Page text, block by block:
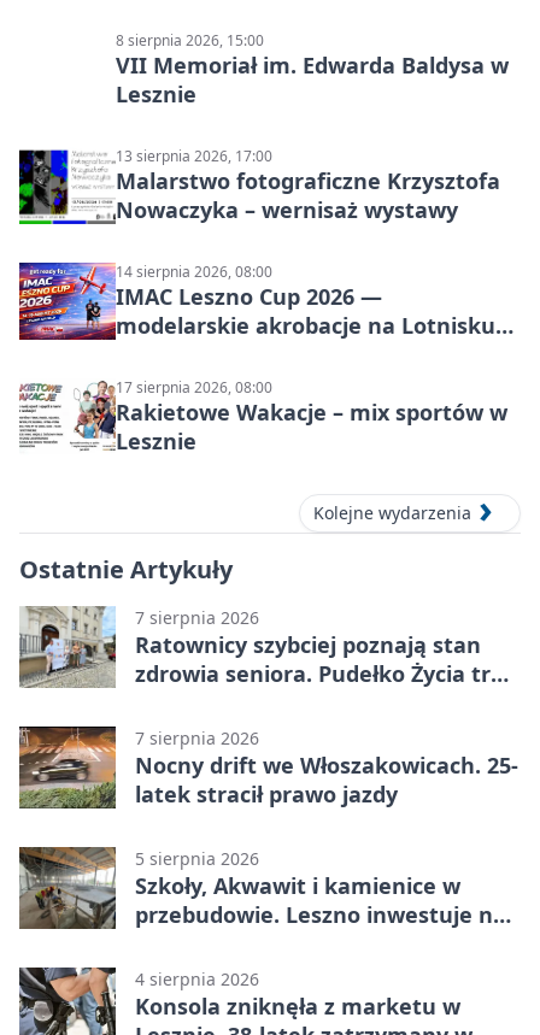
8 sierpnia 2026, 15:00
VII Memoriał im. Edwarda Baldysa w
Lesznie
13 sierpnia 2026, 17:00
Malarstwo fotograficzne Krzysztofa
Nowaczyka – wernisaż wystawy
14 sierpnia 2026, 08:00
IMAC Leszno Cup 2026 —
modelarskie akrobacje na Lotnisku
17 sierpnia 2026, 08:00
Rakietowe Wakacje – mix sportów w
Lesznie
Kolejne wydarzenia
Ostatnie Artykuły
7 sierpnia 2026
Ratownicy szybciej poznają stan
zdrowia seniora. Pudełko Życia trafi
7 sierpnia 2026
Nocny drift we Włoszakowicach. 25-
latek stracił prawo jazdy
5 sierpnia 2026
Szkoły, Akwawit i kamienice w
przebudowie. Leszno inwestuje na
4 sierpnia 2026
Konsola zniknęła z marketu w